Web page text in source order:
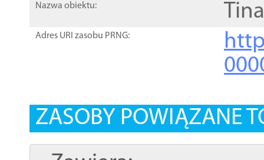
Nazwa obiektu:
Adres URI zasobu PRNG:
ZASOBY POWIĄZANE